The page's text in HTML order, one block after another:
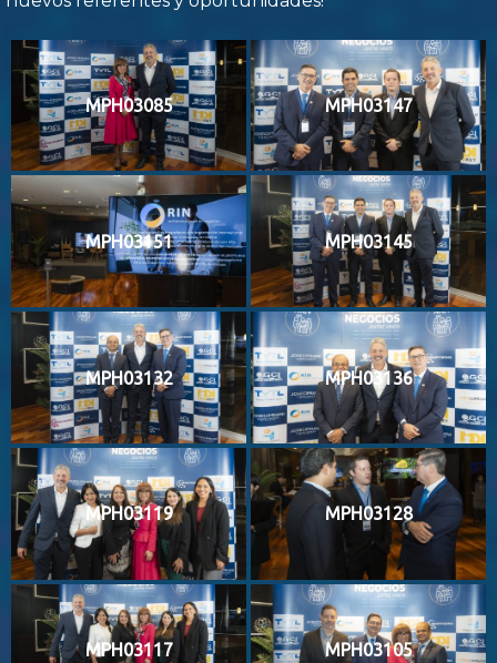
MPH03085 MPH03147
MPH03151 MPH03145
MPH03132 MPH03136
MPH03119 MPH03128
MPH03117 MPH03105